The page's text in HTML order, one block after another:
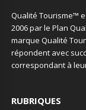
Qualité Tourisme™
2006 par le Plan
marque Qualité
répondent avec
correspondant à
RUBRIQUES